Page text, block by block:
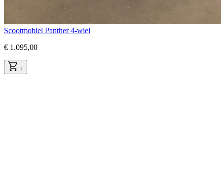
Scootmobiel Panther 4-wiel
€ 1.095,00
+